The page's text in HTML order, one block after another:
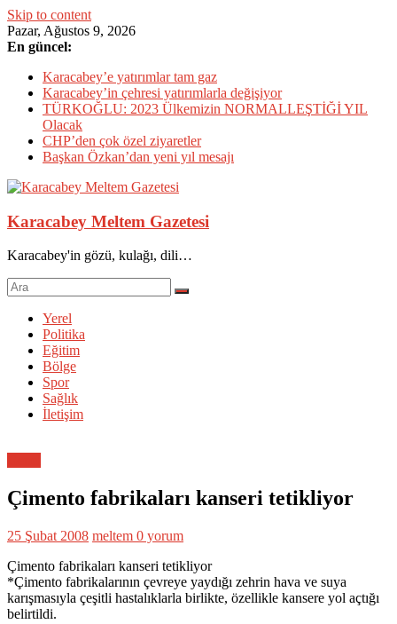
Skip to content
Pazar, Ağustos 9, 2026
En güncel:
Karacabey’e yatırımlar tam gaz
Karacabey’in çehresi yatırımlarla değişiyor
TÜRKOĞLU: 2023 Ülkemizin NORMALLEŞTİĞİ YIL
Olacak
CHP’den çok özel ziyaretler
Başkan Özkan’dan yeni yıl mesajı
Karacabey Meltem Gazetesi
Karacabey'in gözü, kulağı, dili…
Yerel
Politika
Eğitim
Bölge
Spor
Sağlık
İletişim
Çimento fabrikaları kanseri tetikliyor
25 Şubat 2008 meltem 0 yorum
Çimento fabrikaları kanseri tetikliyor
*Çimento fabrikalarının çevreye yaydığı zehrin hava ve suya
karışmasıyla çeşitli hastalıklarla birlikte, özellikle kansere yol açtığı
belirtildi.